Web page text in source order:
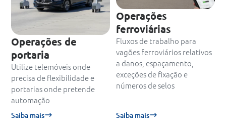
Operações de
portaria
Utilize telemóveis onde
precisa de flexibilidade e
portarias onde pretende
automação
Saiba mais
Operações
ferroviárias
Fluxos de trabalho para
vagões ferroviários relativos
a danos, espaçamento,
exceções de fixação e
números de selos
Saiba mais